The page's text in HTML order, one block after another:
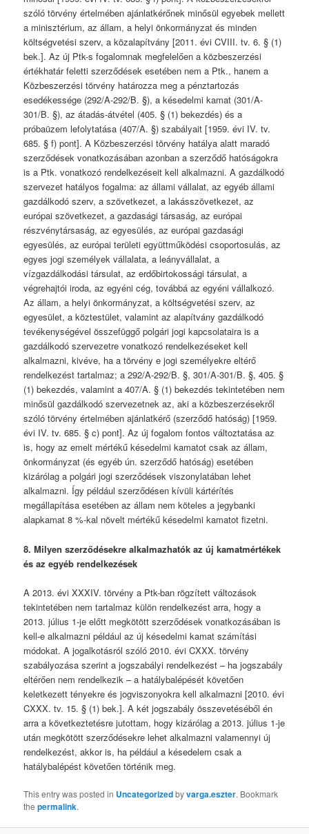
szóló törvény értelmében ajánlatkérőnek minősül egyebek mellett
a minisztérium, az állam, a helyi önkormányzat és minden
költségvetési szerv, a közalapítvány [2011. évi CVIII. tv. 6. § (1)
bek.]. Az új Ptk-s fogalomnak megfelelően a közbeszerzési
értékhatár feletti szerződések esetében nem a Ptk., hanem a
Közbeszerzési törvény határozza meg a pénztartozás
esedékessége (292/A-292/B. §), a késedelmi kamat (301/A-
301/B. §), az átadás-átvétel (405. § (1) bekezdés) és a
próbaüzem lefolytatása (407/A. §) szabályait [1959. évi IV. tv.
685. § f) pont]. A Közbeszerzési törvény hatálya alatt maradó
szerződések vonatkozásában azonban a szerződő hatóságokra
is a Ptk. vonatkozó rendelkezéseit kell alkalmazni. A gazdálkodó
szervezet hatályos fogalma: az állami vállalat, az egyéb állami
gazdálkodó szerv, a szövetkezet, a lakásszövetkezet, az
európai szövetkezet, a gazdasági társaság, az európai
részvénytársaság, az egyesülés, az európai gazdasági
egyesülés, az európai területi együttműködési csoportosulás, az
egyes jogi személyek vállalata, a leányvállalat, a
vízgazdálkodási társulat, az erdőbirtokossági társulat, a
végrehajtói iroda, az egyéni cég, továbbá az egyéni vállalkozó.
Az állam, a helyi önkormányzat, a költségvetési szerv, az
egyesület, a köztestület, valamint az alapítvány gazdálkodó
tevékenységével összefüggő polgári jogi kapcsolataira is a
gazdálkodó szervezetre vonatkozó rendelkezéseket kell
alkalmazni, kivéve, ha a törvény e jogi személyekre eltérő
rendelkezést tartalmaz; a 292/A-292/B. §, 301/A-301/B. §, 405. §
(1) bekezdés, valamint a 407/A. § (1) bekezdés tekintetében nem
minősül gazdálkodó szervezetnek az, aki a közbeszerzésekről
szóló törvény értelmében ajánlatkérő (szerződő hatóság) [1959.
évi IV. tv. 685. § c) pont]. Az új fogalom fontos változtatása az
is, hogy az emelt mértékű késedelmi kamatot csak az állam,
önkormányzat (és egyéb ún. szerződő hatóság) esetében
kizárólag a polgári jogi szerződések viszonylatában lehet
alkalmazni. Így például szerződésen kívüli kártérítés
megállapítása esetében az állam nem köteles a jegybanki
alapkamat 8 %-kal növelt mértékű késedelmi kamatot fizetni.
8. Milyen szerződésekre alkalmazhatók az új kamatmértékek
és az egyéb rendelkezések
A 2013. évi XXXIV. törvény a Ptk-ban rögzített változások
tekintetében nem tartalmaz külön rendelkezést arra, hogy a
2013. július 1-je előtt megkötött szerződések vonatkozásában is
kell-e alkalmazni például az új késedelmi kamat számítási
módokat. A jogalkotásról szóló 2010. évi CXXX. törvény
szabályozása szerint a jogszabályi rendelkezést – ha jogszabály
eltérően nem rendelkezik – a hatálybalépését követően
keletkezett tényekre és jogviszonyokra kell alkalmazni [2010. évi
CXXX. tv. 15. § (1) bek.]. A két jogszabály összevetéséből én
arra a következtetésre jutottam, hogy kizárólag a 2013. július 1-je
után megkötött szerződésekre lehet alkalmazni valamennyi új
rendelkezést, akkor is, ha például a késedelem csak a
hatálybalépést követően történik meg.
This entry was posted in Uncategorizedbyvarga.eszter. Bookmark
thepermalink.